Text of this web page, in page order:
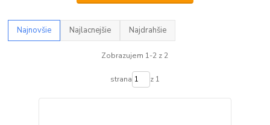
Najnovšie Najlacnejšie Najdrahšie
Zobrazujem 1-2 z 2
strana z 1